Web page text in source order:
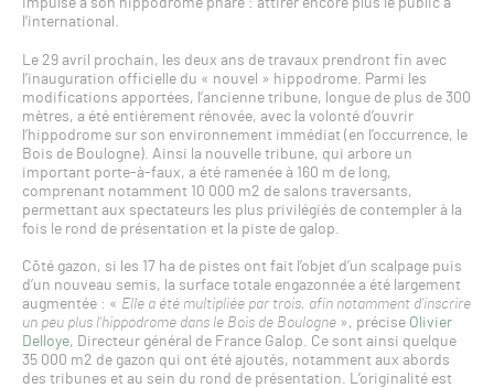
impulse à son hippodrome phare : attirer encore plus le public à
l’international.
Le 29 avril prochain, les deux ans de travaux prendront fin avec
l’inauguration officielle du « nouvel » hippodrome. Parmi les
modifications apportées, l’ancienne tribune, longue de plus de 300
mètres, a été entièrement rénovée, avec la volonté d’ouvrir
l’hippodrome sur son environnement immédiat (en l’occurrence, le
Bois de Boulogne). Ainsi la nouvelle tribune, qui arbore un
important porte-à-faux, a été ramenée à 160 m de long,
comprenant notamment 10 000 m2 de salons traversants,
permettant aux spectateurs les plus privilégiés de contempler à la
fois le rond de présentation et la piste de galop.
Côté gazon, si les 17 ha de pistes ont fait l’objet d’un scalpage puis
d’un nouveau semis, la surface totale engazonnée a été largement
augmentée : « Elle a été multipliée par trois, afin notamment d’inscrire
un peu plus l’hippodrome dans le Bois de Boulogne», précise Olivier
Delloye, Directeur général de France Galop. Ce sont ainsi quelque
35 000 m2 de gazon qui ont été ajoutés, notamment aux abords
des tribunes et au sein du rond de présentation. L’originalité est